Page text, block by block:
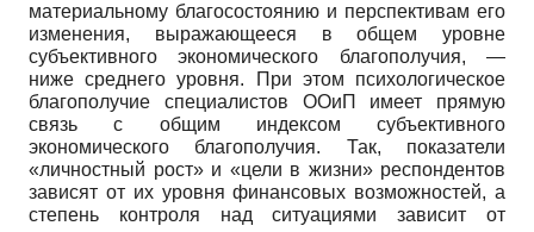
материальному благосостоянию и перспективам его
изменения, выражающееся в общем уровне
субъективного экономического благополучия, —
ниже среднего уровня. При этом психологическое
благополучие специалистов ООиП имеет прямую
связь с общим индексом субъективного
экономического благополучия. Так, показатели
«личностный рост» и «цели в жизни» респондентов
зависят от их уровня финансовых возможностей, а
степень контроля над ситуациями зависит от